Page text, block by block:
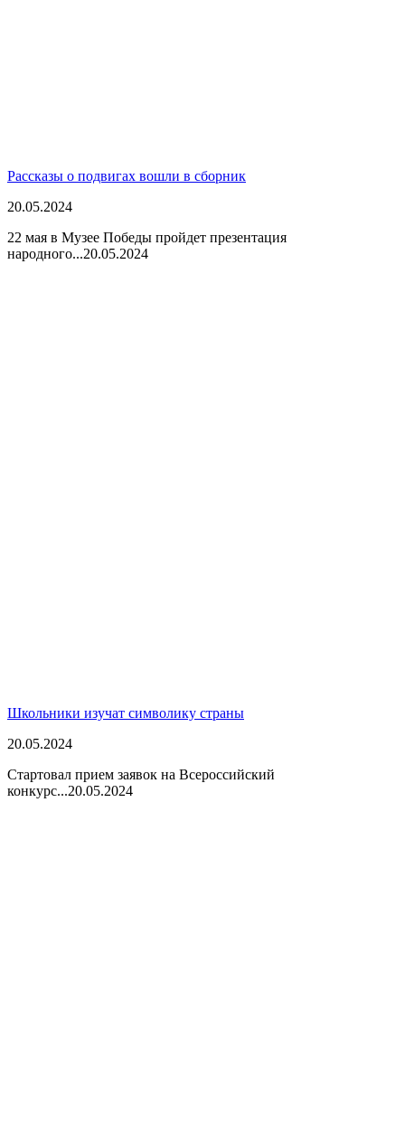
Рассказы о подвигах вошли в сборник
20.05.2024
22 мая в Музее Победы пройдет презентация
народного...20.05.2024
Школьники изучат символику страны
20.05.2024
Стартовал прием заявок на Всероссийский
конкурс...20.05.2024